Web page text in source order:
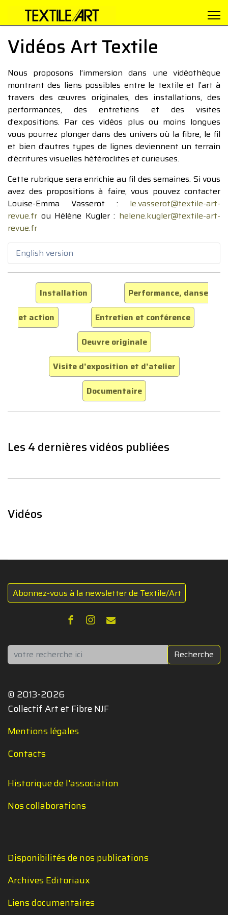
Vidéos Art Textile
Nous proposons l’immersion dans une vidéothèque
montrant des liens possibles entre le textile et l’art à
travers des œuvres originales, des installations, des
performances, des entretiens et des visites
d’expositions. Par ces vidéos plus ou moins longues
vous pourrez plonger dans des univers où la fibre, le fil
et bien d’autres types de lignes deviennent un terrain
d’écritures visuelles hétéroclites et curieuses.
Cette rubrique sera enrichie au fil des semaines. Si vous
avez des propositions à faire, vous pouvez contacter
Louise-Emma Vasserot : le.vasserot@textile-art-
revue.fr ou Hélène Kugler : helene.kugler@textile-art-
revue.fr
English version
Installation
Performance, danse
et action
Entretien et conférence
Oeuvre originale
Visite d'exposition et d'atelier
Documentaire
Les 4 dernières vidéos publiées
Vidéos
Abonnez-vous à la newsletter de Textile/Art
Rechercher Recherche
© 2013-2026
Collectif Art et Fibre NJF
Mentions légales
Contacts
Historique de l'association
Nos collaborations
Disponibilités de nos publications
Archives Editoriaux
Liens documentaires